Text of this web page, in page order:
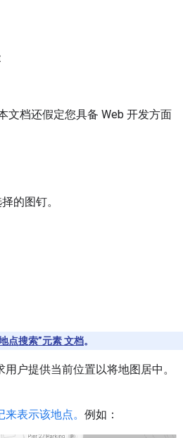
文档还假定您具备 Web 开发方面
的图钉。
点搜索”元素 文档。
户提供当前位置以将地图居中。
表示该地点。 例如：